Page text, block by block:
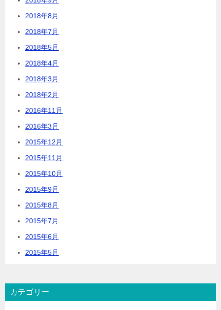
2018年8月
2018年7月
2018年5月
2018年4月
2018年3月
2018年2月
2016年11月
2016年3月
2015年12月
2015年11月
2015年10月
2015年9月
2015年8月
2015年7月
2015年6月
2015年5月
カテゴリー